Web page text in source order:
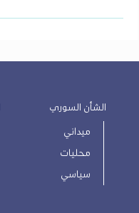
الشأن السوري
ميداني
محليات
سياسي